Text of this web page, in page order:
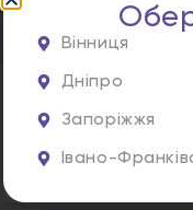
Вінниця
Дніпро
Запоріжжя
Івано-